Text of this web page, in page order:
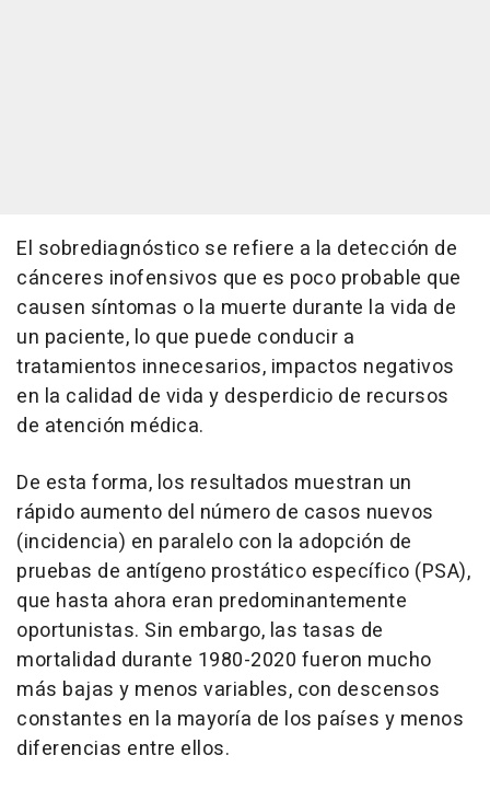
El sobrediagnóstico se refiere a la detección de
cánceres inofensivos que es poco probable que
causen síntomas o la muerte durante la vida de
un paciente, lo que puede conducir a
tratamientos innecesarios, impactos negativos
en la calidad de vida y desperdicio de recursos
de atención médica.
De esta forma, los resultados muestran un
rápido aumento del número de casos nuevos
(incidencia) en paralelo con la adopción de
pruebas de antígeno prostático específico (PSA),
que hasta ahora eran predominantemente
oportunistas. Sin embargo, las tasas de
mortalidad durante 1980-2020 fueron mucho
más bajas y menos variables, con descensos
constantes en la mayoría de los países y menos
diferencias entre ellos.